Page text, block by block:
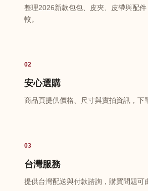
整理2026新款包包、皮夾、皮帶與配
較。
02
安心選購
商品頁提供價格、尺寸與實拍資訊，下
03
台灣服務
提供台灣配送與付款諮詢，購買問題可